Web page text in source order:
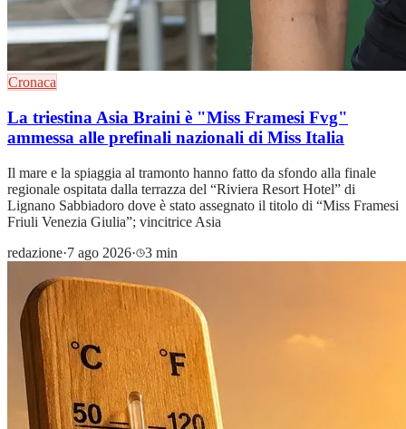
Cronaca
La triestina Asia Braini è "Miss Framesi Fvg"
ammessa alle prefinali nazionali di Miss Italia
Il mare e la spiaggia al tramonto hanno fatto da sfondo alla finale
regionale ospitata dalla terrazza del “Riviera Resort Hotel” di
Lignano Sabbiadoro dove è stato assegnato il titolo di “Miss Framesi
Friuli Venezia Giulia”; vincitrice Asia
redazione·7 ago 2026· 3 min